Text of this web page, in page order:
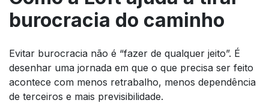
burocracia do caminho
Evitar burocracia não é “fazer de qualquer jeito”. É
desenhar uma jornada em que o que precisa ser feito
acontece com menos retrabalho, menos dependência
de terceiros e mais previsibilidade.